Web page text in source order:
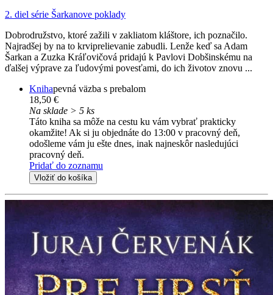
2. diel série Šarkanove poklady
Dobrodružstvo, ktoré zažili v zakliatom kláštore, ich poznačilo.
Najradšej by na to krviprelievanie zabudli. Lenže keď sa Adam
Šarkan a Zuzka Kráľovičová pridajú k Pavlovi Dobšinskému na
ďalšej výprave za ľudovými povesťami, do ich životov znovu ...
Knihapevná väzba s prebalom
18,50 €
Na sklade > 5 ks
Táto kniha sa môže na cestu ku vám vybrať prakticky
okamžite! Ak si ju objednáte do 13:00 v pracovný deň,
odošleme vám ju ešte dnes, inak najneskôr nasledujúci
pracovný deň.
Pridať do zoznamu
Vložiť do košíka